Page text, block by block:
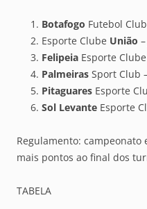
Botafogo Futebol
Esporte Clube União
Felipeia Esporte
Palmeiras Sport Club
Pitaguares Esporte
Sol Levante Esporte
Regulamento:
mais pontos ao final dos
TABELA